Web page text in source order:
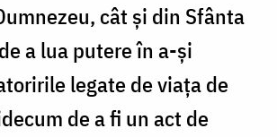
cât și din Sfânta
a lua putere în a-și
legate de viața de
de a fi un act de